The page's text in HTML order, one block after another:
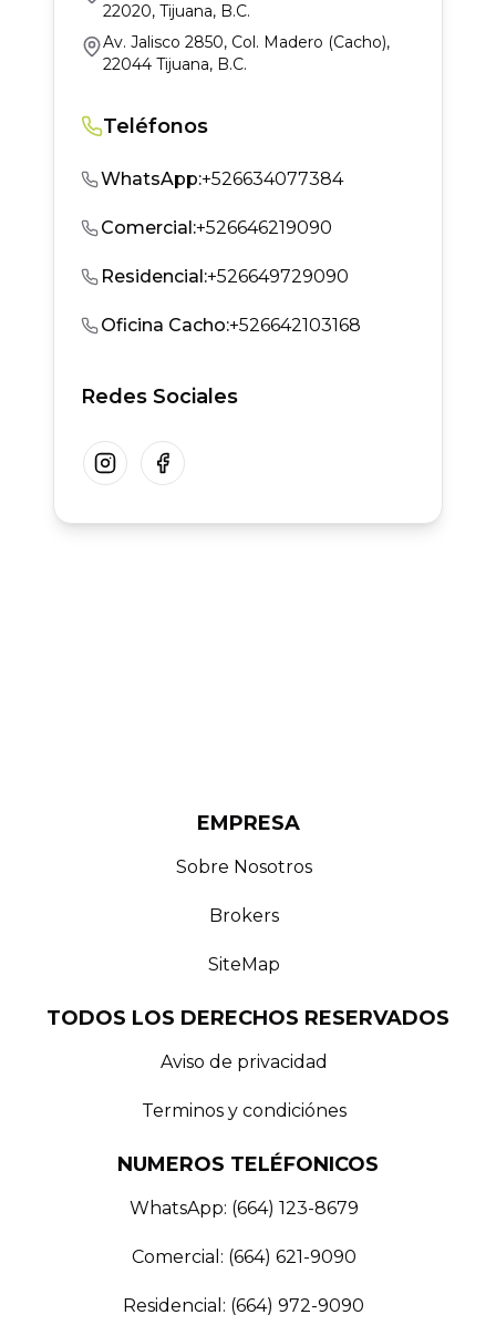
22020, Tijuana, B.C.
Av. Jalisco 2850, Col. Madero (Cacho),
22044 Tijuana, B.C.
Teléfonos
WhatsApp:+526634077384
Comercial:+526646219090
Residencial:+526649729090
Oficina Cacho:+526642103168
Redes Sociales
InstagramFacebook
EMPRESA
Sobre Nosotros
Brokers
SiteMap
TODOS LOS DERECHOS RESERVADOS
Aviso de privacidad
Terminos y condiciónes
NUMEROS TELÉFONICOS
WhatsApp: (664) 123-8679
Comercial: (664) 621-9090
Residencial: (664) 972-9090